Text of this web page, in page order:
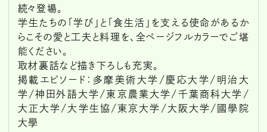
続々登場。
学生たちの「学び」と「食生活」を支える使命があるか
らこその愛と工夫と料理を、全ページフルカラーでご堪
能ください。
取材裏話など描き下ろしも充実。
掲載エピソード：多摩美術大学/慶応大学/明治大
学/神田外語大学/東京農業大学/千葉商科大学/
大正大学/大学生協/東京大学/大阪大学/國學院
大學